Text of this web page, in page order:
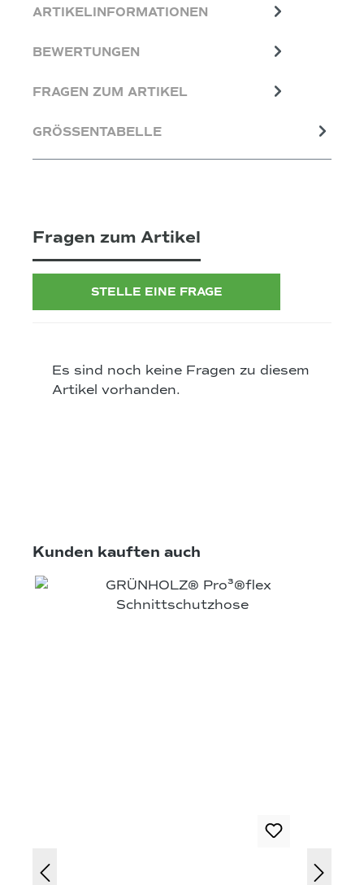
ARTIKELINFORMATIONEN
BEWERTUNGEN
FRAGEN ZUM ARTIKEL
GRÖSSENTABELLE
Fragen zum Artikel
STELLE EINE FRAGE
Es sind noch keine Fragen zu diesem
Artikel vorhanden.
Produktgalerie überspringen
Kunden kauften auch